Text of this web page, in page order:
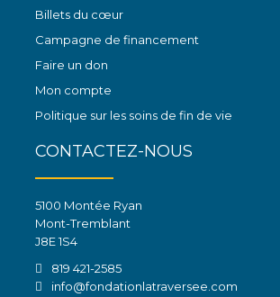
Billets du cœur
Campagne de financement
Faire un don
Mon compte
Politique sur les soins de fin de vie
CONTACTEZ-NOUS
5100 Montée Ryan
Mont-Tremblant
J8E 1S4
819 421-2585
info@fondationlatraversee.com